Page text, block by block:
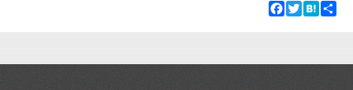
Facebook
TwitterHatena